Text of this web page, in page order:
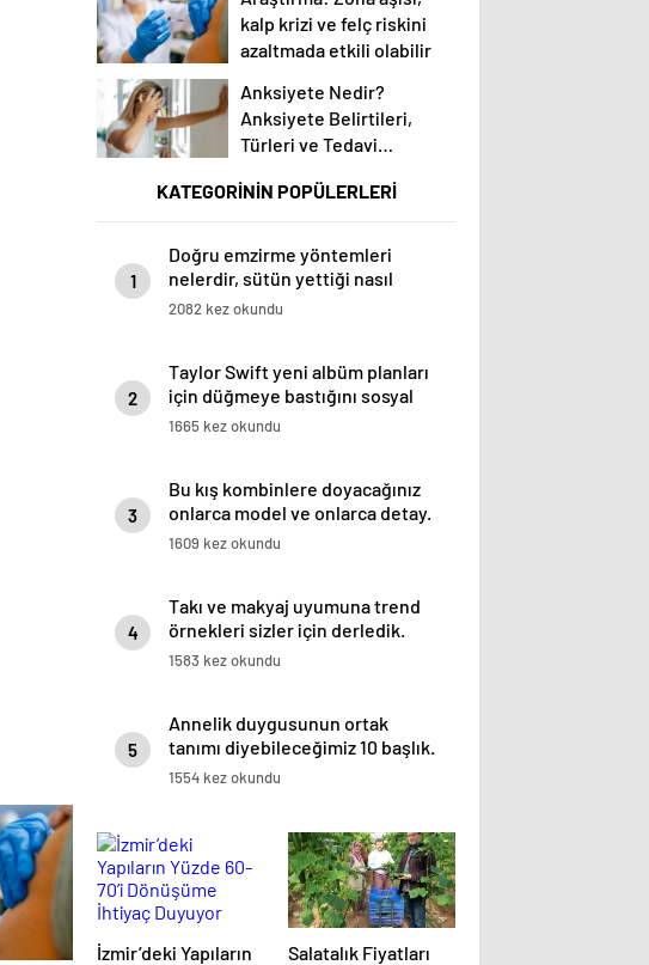
kalp krizi ve felç riskini
azaltmada etkili olabilir
Anksiyete Nedir?
Anksiyete Belirtileri,
Türleri ve Tedavi
KATEGORİNİN POPÜLERLERİ
1
Doğru emzirme yöntemleri
nelerdir, sütün yettiği nasıl
anlaşılır?
2082 kez okundu
2
Taylor Swift yeni albüm planları
için düğmeye bastığını sosyal
medyadan duyurdu!
1665 kez okundu
3
Bu kış kombinlere doyacağınız
onlarca model ve onlarca detay.
1609 kez okundu
4
Takı ve makyaj uyumuna trend
örnekleri sizler için derledik.
1583 kez okundu
5
Annelik duygusunun ortak
tanımı diyebileceğimiz 10 başlık.
1554 kez okundu
İzmir’deki Yapıların
Salatalık Fiyatları